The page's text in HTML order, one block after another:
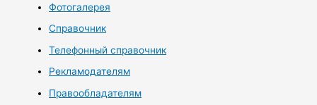
Фотогалерея
Справочник
Телефонный справочник
Рекламодателям
Правообладателям